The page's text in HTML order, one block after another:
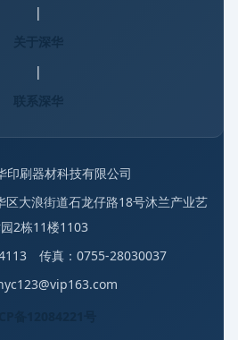
|
|
联系深华
印刷器材科技有限公司
区大浪街道石龙仔路18号沐兰产业艺
2栋11楼1103
传真：0755-28030037